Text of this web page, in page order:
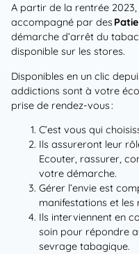
A partir de la rentrée
accompagné par des
démarche d’arrêt du
disponible sur les stores.
Disponibles en un clic
addictions sont à votre
prise de rendez-vous :
C’est vous qui
Ils assureront leur
Ecouter, rassurer,
votre démarche.
Gérer l’envie est
manifestations et les
Ils interviennent en
soin pour répondre
sevrage tabagique.